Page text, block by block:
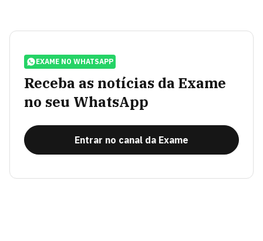
EXAME NO WHATSAPP
Receba as notícias da Exame
no seu WhatsApp
Entrar no canal da Exame